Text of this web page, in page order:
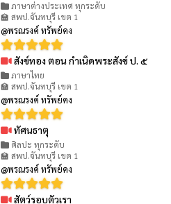
ภาษาต่างประเทศ ทุกระดับ
🏫 สพป.จันทบุรี เขต 1
@พรณรงค์ ทรัพย์คง
สังข์ทอง ตอน กำเนิดพระสังข์ ป. ๕
ภาษาไทย
🏫 สพป.จันทบุรี เขต 1
@พรณรงค์ ทรัพย์คง
ทัศนธาตุ
ศิลปะ ทุกระดับ
🏫 สพป.จันทบุรี เขต 1
@พรณรงค์ ทรัพย์คง